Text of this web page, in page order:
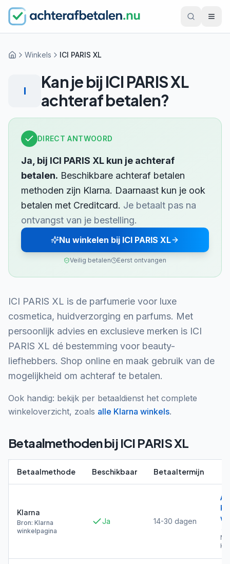
HomeWinkels ICI PARIS XL
I Kan je bij ICI PARIS XL
achteraf betalen?
DIRECT ANTWOORD
Ja, bij ICI PARIS XL kun je achteraf
betalen. Beschikbare achteraf betalen
methoden zijn Klarna. Daarnaast kun je ook
betalen met Creditcard. Je betaalt pas na
ontvangst van je bestelling.
Nu winkelen bij ICI PARIS XL
Veilig betalen Eerst ontvangen
ICI PARIS XL is de parfumerie voor luxe
cosmetica, huidverzorging en parfums. Met
persoonlijk advies en exclusieve merken is ICI
PARIS XL dé bestemming voor beauty-
liefhebbers. Shop online en maak gebruik van de
mogelijkheid om achteraf te betalen.
Ook handig: bekijk per betaaldienst het complete
winkeloverzicht, zoals alle Klarna winkels.
Betaalmethoden bij ICI PARIS XL
Betaalmethode Beschikbaar Betaaltermijn
Klarna
Bron: Klarna
winkelpagina
Ja 14-30 dagen
→